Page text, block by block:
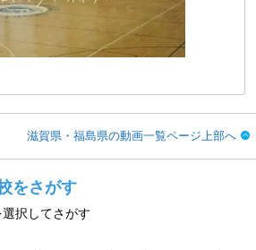
滋賀県・福島県の動画一覧ページ上部へ
をさがす
択してさがす